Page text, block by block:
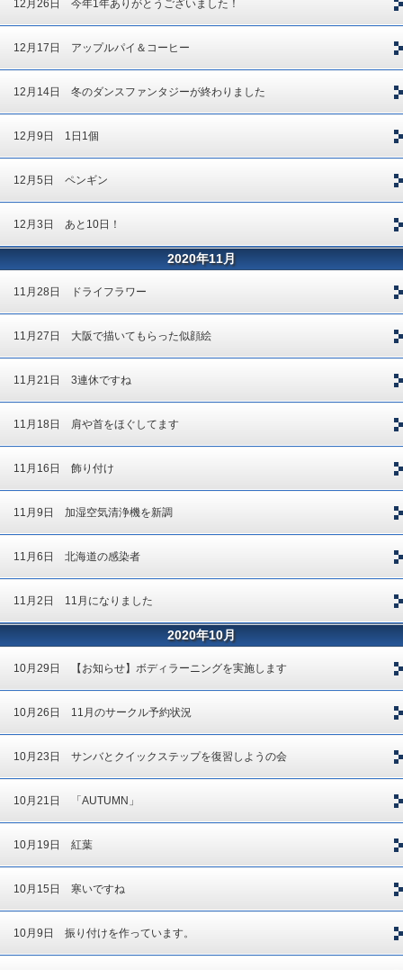
12月26日 今年1年ありがとうございました！
12月17日 アップルパイ＆コーヒー
12月14日 冬のダンスファンタジーが終わりました
12月9日 1日1個
12月5日 ペンギン
12月3日 あと10日！
2020年11月
11月28日 ドライフラワー
11月27日 大阪で描いてもらった似顔絵
11月21日 3連休ですね
11月18日 肩や首をほぐしてます
11月16日 飾り付け
11月9日 加湿空気清浄機を新調
11月6日 北海道の感染者
11月2日 11月になりました
2020年10月
10月29日 【お知らせ】ボディラーニングを実施します
10月26日 11月のサークル予約状況
10月23日 サンバとクイックステップを復習しようの会
10月21日 「AUTUMN」
10月19日 紅葉
10月15日 寒いですね
10月9日 振り付けを作っています。